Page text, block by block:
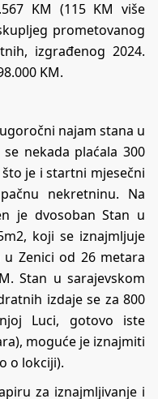
KM (115 KM više
prometovanog
izgrađenog 2024.
KM.
najam stana u
nekada plaćala 300
je i startni mjesečni
nekretninu. Na
je dvosoban Stan u
koji se iznajmljuje
Zenici od 26 metara
Stan u sarajevskom
izdaje se za 800
Luci, gotovo iste
moguće je iznajmiti
o lokciji).
za iznajmljivanje i